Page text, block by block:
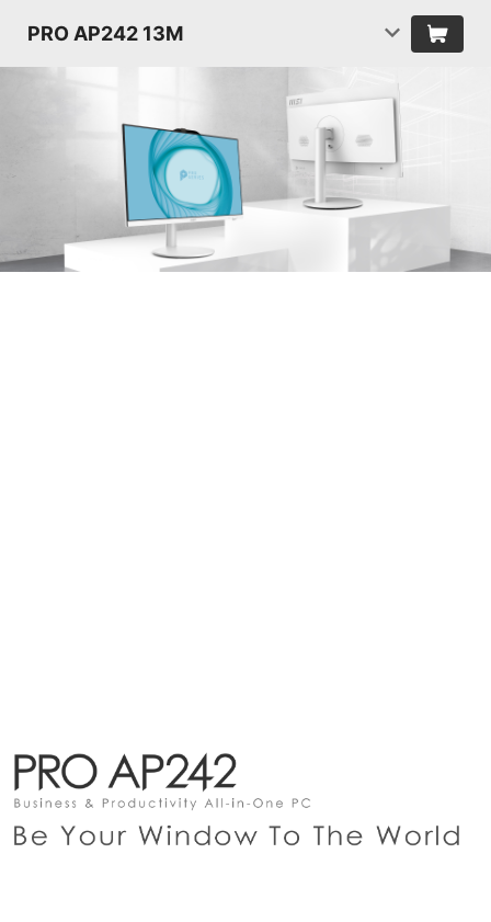
PRO AP242 13M